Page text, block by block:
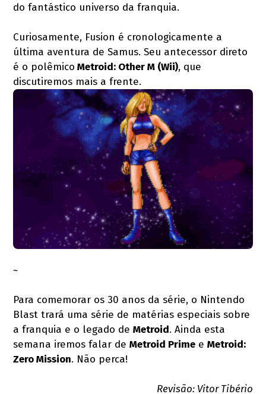
do fantástico universo da franquia.
Curiosamente, Fusion é cronologicamente a
última aventura de Samus. Seu antecessor direto
é o polêmico Metroid: Other M (Wii), que
discutiremos mais a frente.
~
Para comemorar os 30 anos da série, o Nintendo
Blast trará uma série de matérias especiais sobre
a franquia e o legado deMetroid. Ainda esta
semana iremos falar deMetroid Prime eMetroid:
Zero Mission. Não perca!
Revisão: Vitor Tibério